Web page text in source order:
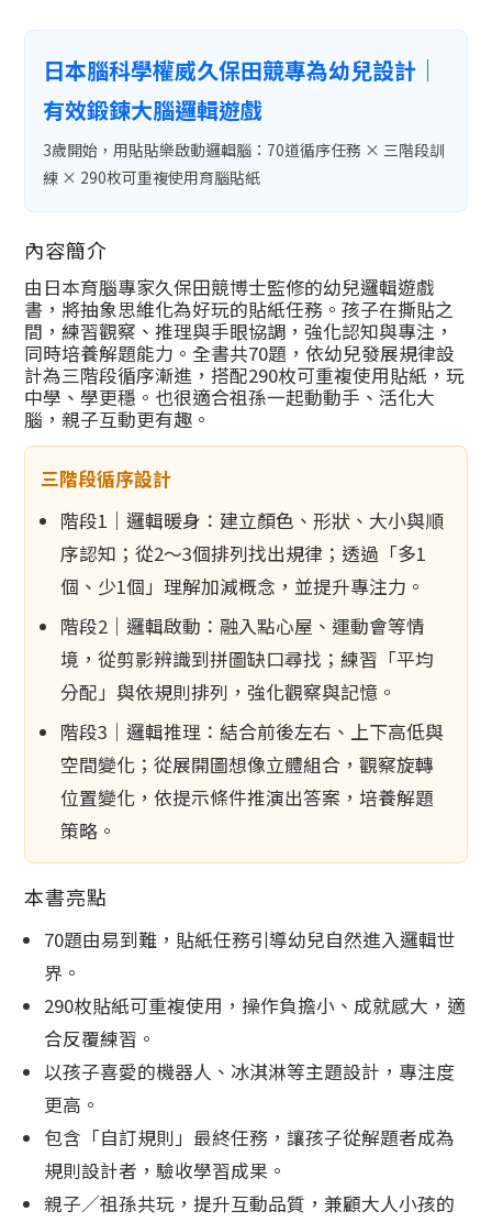
日本腦科學權威久保田競專為幼兒設計｜
有效鍛鍊大腦邏輯遊戲
3歲開始，用貼貼樂啟動邏輯腦：70道循序任務 × 三階段訓
練 × 290枚可重複使用育腦貼紙
內容簡介
由日本育腦專家久保田競博士監修的幼兒邏輯遊戲
書，將抽象思維化為好玩的貼紙任務。孩子在撕貼之
間，練習觀察、推理與手眼協調，強化認知與專注，
同時培養解題能力。全書共70題，依幼兒發展規律設
計為三階段循序漸進，搭配290枚可重複使用貼紙，玩
中學、學更穩。也很適合祖孫一起動動手、活化大
腦，親子互動更有趣。
三階段循序設計
階段1｜邏輯暖身：建立顏色、形狀、大小與順
序認知；從2～3個排列找出規律；透過「多1
個、少1個」理解加減概念，並提升專注力。
階段2｜邏輯啟動：融入點心屋、運動會等情
境，從剪影辨識到拼圖缺口尋找；練習「平均
分配」與依規則排列，強化觀察與記憶。
階段3｜邏輯推理：結合前後左右、上下高低與
空間變化；從展開圖想像立體組合，觀察旋轉
位置變化，依提示條件推演出答案，培養解題
策略。
本書亮點
70題由易到難，貼紙任務引導幼兒自然進入邏輯世
界。
290枚貼紙可重複使用，操作負擔小、成就感大，適
合反覆練習。
以孩子喜愛的機器人、冰淇淋等主題設計，專注度
更高。
包含「自訂規則」最終任務，讓孩子從解題者成為
規則設計者，驗收學習成果。
親子／祖孫共玩，提升互動品質，兼顧大人小孩的